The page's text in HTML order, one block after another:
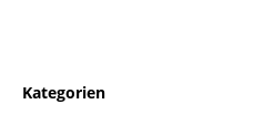
Kategorien